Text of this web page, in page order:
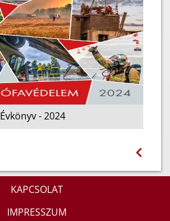
Évkönyv - 2024
KAPCSOLAT
IMPRESSZUM